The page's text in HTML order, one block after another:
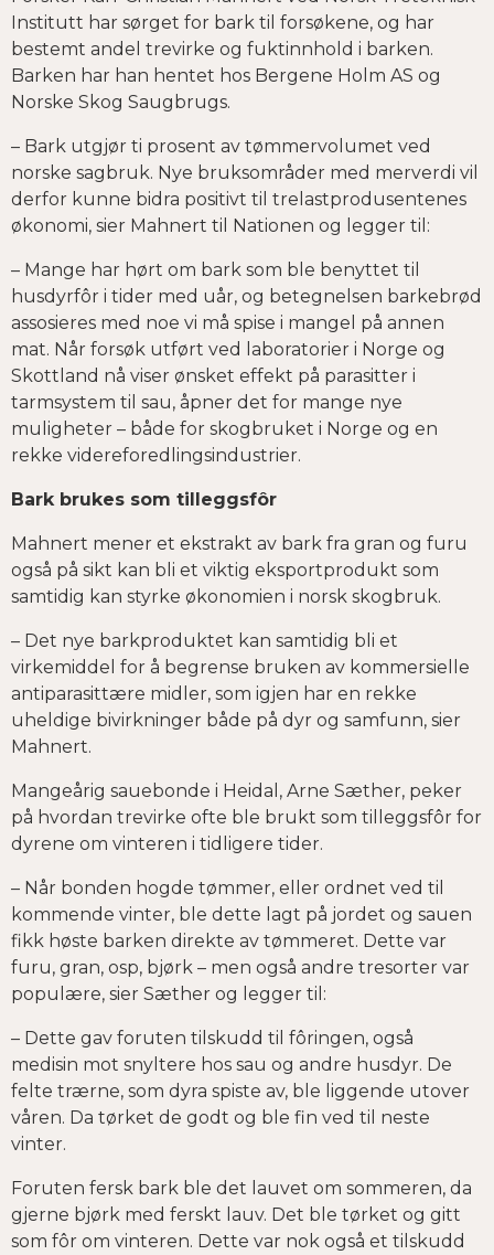
Institutt har sørget for bark til forsøkene, og har
bestemt andel trevirke og fuktinnhold i barken.
Barken har han hentet hos Bergene Holm AS og
Norske Skog Saugbrugs.
– Bark utgjør ti prosent av tømmervolumet ved
norske sagbruk. Nye bruksområder med merverdi vil
derfor kunne bidra positivt til trelastprodusentenes
økonomi, sier Mahnert til Nationen og legger til:
– Mange har hørt om bark som ble benyttet til
husdyrfôr i tider med uår, og betegnelsen barkebrød
assosieres med noe vi må spise i mangel på annen
mat. Når forsøk utført ved laboratorier i Norge og
Skottland nå viser ønsket effekt på parasitter i
tarmsystem til sau, åpner det for mange nye
muligheter – både for skogbruket i Norge og en
rekke videreforedlingsindustrier.
Bark brukes som tilleggsfôr
Mahnert mener et ekstrakt av bark fra gran og furu
også på sikt kan bli et viktig eksportprodukt som
samtidig kan styrke økonomien i norsk skogbruk.
– Det nye barkproduktet kan samtidig bli et
virkemiddel for å begrense bruken av kommersielle
antiparasittære midler, som igjen har en rekke
uheldige bivirkninger både på dyr og samfunn, sier
Mahnert.
Mangeårig sauebonde i Heidal, Arne Sæther, peker
på hvordan trevirke ofte ble brukt som tilleggsfôr for
dyrene om vinteren i tidligere tider.
– Når bonden hogde tømmer, eller ordnet ved til
kommende vinter, ble dette lagt på jordet og sauen
fikk høste barken direkte av tømmeret. Dette var
furu, gran, osp, bjørk – men også andre tresorter var
populære, sier Sæther og legger til:
– Dette gav foruten tilskudd til fôringen, også
medisin mot snyltere hos sau og andre husdyr. De
felte trærne, som dyra spiste av, ble liggende utover
våren. Da tørket de godt og ble fin ved til neste
vinter.
Foruten fersk bark ble det lauvet om sommeren, da
gjerne bjørk med ferskt lauv. Det ble tørket og gitt
som fôr om vinteren. Dette var nok også et tilskudd